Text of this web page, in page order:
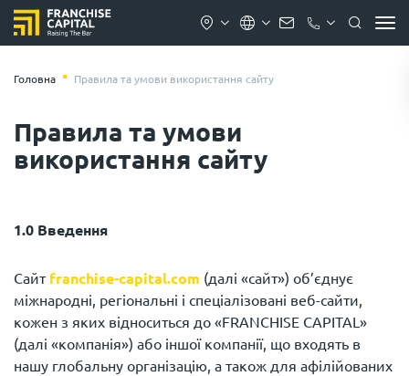
Головна Правила та умови використання сайту
Правила та умови
використання сайту
1.0 Введення
Сайт franchise-capital.com (далі «сайт») об’єднує
міжнародні, регіональні і спеціалізовані веб-сайти,
кожен з яких відноситься до «FRANCHISE CAPITAL»
(далі «компанія») або іншої компанії, що входять в
нашу глобальну організацію, а також для афілійованих